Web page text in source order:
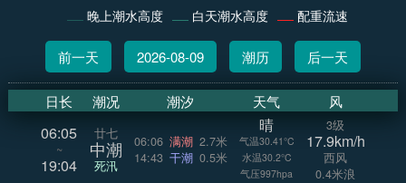
晚上潮水高度 白天潮水高度 配重流速
前一天 2026-08-09 潮历 后一天
日长 潮况 潮汐 天气 风
06:05
~
19:04
廿七
中潮
死汛
06:06 满潮 2.7米
14:43 干潮 0.5米
晴
气温30.41°C
水温30.2°C
气压997hpa
3级
17.9km/h
西风
0.4米浪